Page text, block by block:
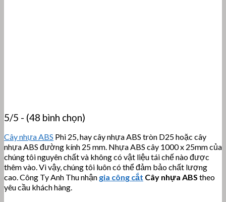
5/5 - (48 bình chọn)
Cây nhựa ABS Phi 25, hay cây nhựa ABS tròn D25 hoặc cây
nhựa ABS đường kính 25 mm. Nhựa ABS cây 1000 x 25mm của
chúng tôi nguyên chất và không có vật liệu tái chế nào được
thêm vào. Vì vậy, chúng tôi luôn có thể đảm bảo chất lượng
cao. Công Ty Anh Thu nhận gia công cắt Cây nhựa ABS theo
yêu cầu khách hàng.